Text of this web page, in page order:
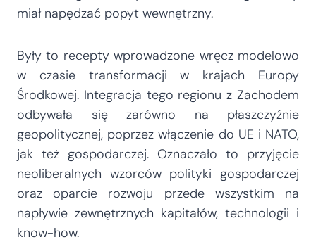
miał napędzać popyt wewnętrzny.
Były to recepty wprowadzone wręcz modelowo
w czasie transformacji w krajach Europy
Środkowej. Integracja tego regionu z Zachodem
odbywała się zarówno na płaszczyźnie
geopolitycznej, poprzez włączenie do UE i NATO,
jak też gospodarczej. Oznaczało to przyjęcie
neoliberalnych wzorców polityki gospodarczej
oraz oparcie rozwoju przede wszystkim na
napływie zewnętrznych kapitałów, technologii i
know-how.